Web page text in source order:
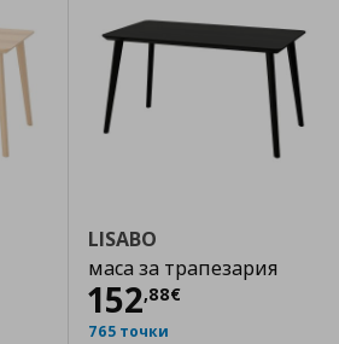
LISABO
маса за трапезария
152,88€
Цена
765 точки